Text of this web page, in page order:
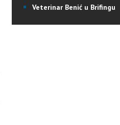
Veterinar Benić u Brifingu